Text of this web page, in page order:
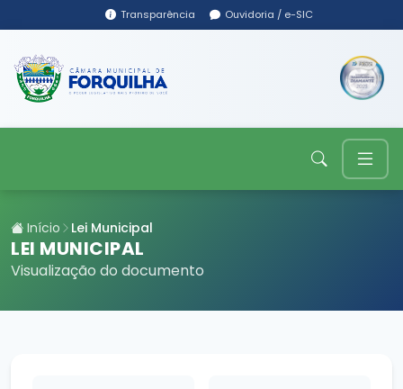
Transparência Ouvidoria / e-SIC
Início Lei Municipal
LEI MUNICIPAL
Visualização do documento